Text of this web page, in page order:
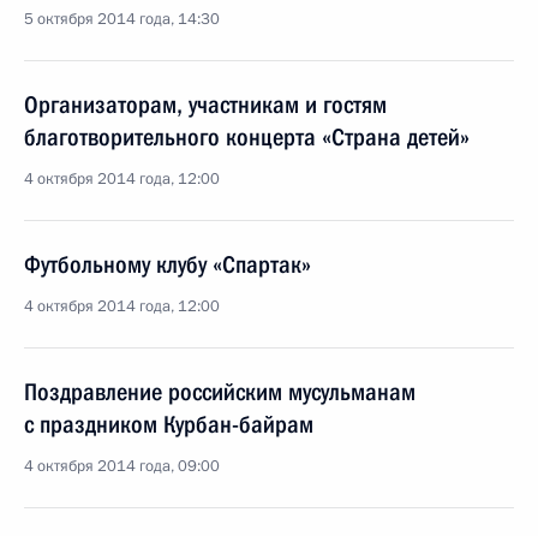
5 октября 2014 года, 14:30
Организаторам, участникам и гостям
благотворительного концерта «Страна детей»
4 октября 2014 года, 12:00
Футбольному клубу «Спартак»
4 октября 2014 года, 12:00
Поздравление российским мусульманам
с праздником Курбан-байрам
4 октября 2014 года, 09:00